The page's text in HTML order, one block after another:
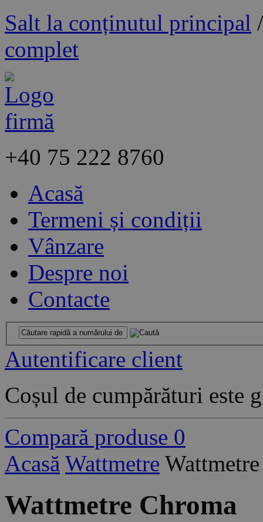
Salt la conținutul principal
complet
+40 75 222 8760
Acasă
Termeni și condiții
Vânzare
Despre noi
Contacte
Autentificare client
Coșul de cumpărături este
Compară produse 0
Acasă Wattmetre
Wattmetre Chroma